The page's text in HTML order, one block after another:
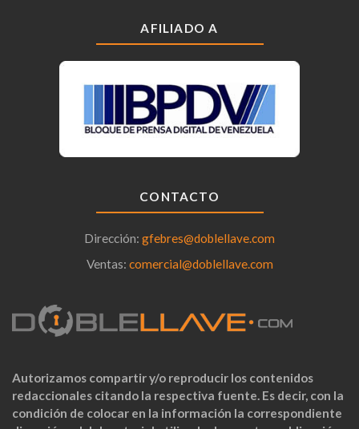
AFILIADO A
CONTACTO
Dirección: gfebres@doblellave.com
Ventas: comercial@doblellave.com
Autorizamos compartir y/o reproducir los contenidos
redaccionales citando la respectiva fuente. Es decir, con la
condición de colocar en la información la correspondiente